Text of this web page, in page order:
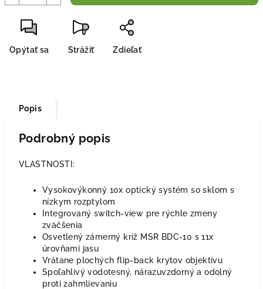
Opýtať sa Strážiť Zdieľať
Popis
Podrobný popis
VLASTNOSTI:
Vysokovýkonný 10x optický systém so sklom s
nízkym rozptylom
Integrovaný switch-view pre rýchle zmeny
zväčšenia
Osvetlený zámerný kríž MSR BDC-10 s 11x
úrovňami jasu
Vrátane plochých flip-back krytov objektívu
Spoľahlivý vodotesný, nárazuvzdorný a odolný
proti zahmlievaniu